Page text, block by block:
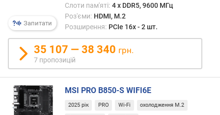
к
т
н
о
а
к
Запитати
Слоти пам'яті: 4 х DDR5, 9600 МГц
Роз'єми: HDMI, M.2
Розширення: PCIe 16x - 2 шт.
35 107 — 38 340 грн.
7 пропозицій
MSI PRO B850-S WIFI6E
2025 рік PRO Wi-Fi охолодження M.2